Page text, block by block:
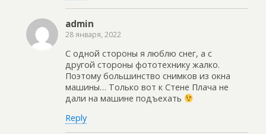
admin
28 января, 2022
С одной стороны я люблю снег, а с
другой стороны фототехнику жалко.
Поэтому большинство снимков из окна
машины… Только вот к Стене Плача не
дали на машине подъехать
Reply